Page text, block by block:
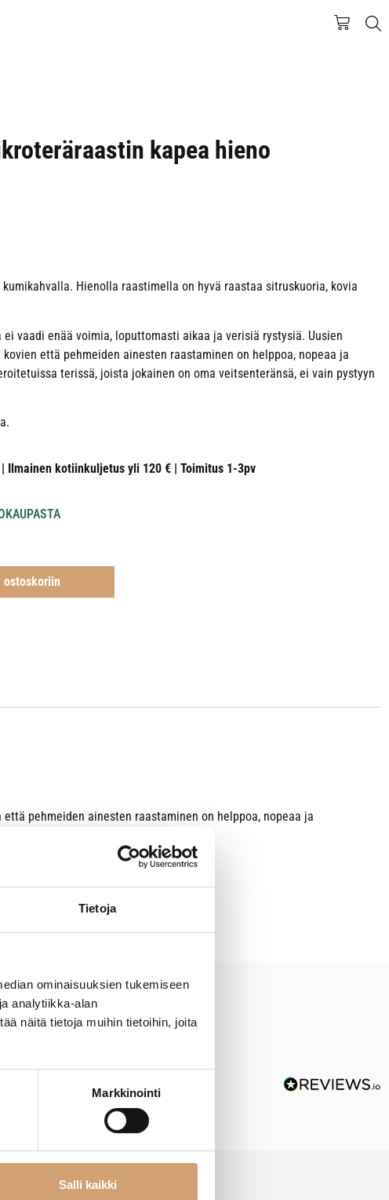
Tietoja
ominaisuuksien tukemiseen
analytiikka-alan
näitä tietoja muihin tietoihin, joita
Markkinointi
Salli kaikki
kapea hieno
Hienolla raastimella on hyvä raastaa sitruskuoria, kovia
ei vaadi enää voimia, loputtomasti aikaa ja verisiä rystysiä. Uusien
että pehmeiden ainesten raastaminen on helppoa, nopeaa ja
terissä, joista jokainen on oma veitsenteränsä, ei vain pystyyn
Ilmainen kotiinkuljetus yli 120 € | Toimitus 1-3pv
ostoskoriin
pehmeiden ainesten raastaminen on helppoa, nopeaa ja